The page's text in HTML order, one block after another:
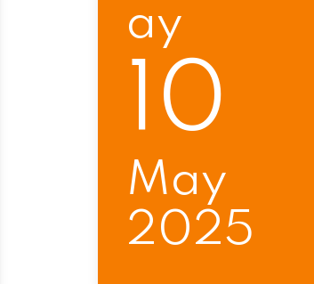
ay
10
May
2025